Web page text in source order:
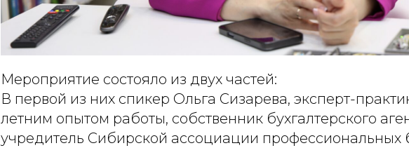
Мероприятие состояло из двух частей:
В первой из них спикер Ольга Сизарева, эксперт-
летним опытом работы, собственник бухгалтерского
учредитель Сибирской ассоциации профессиональных